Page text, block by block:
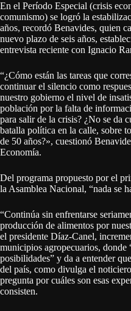
En el Período Especial (crisis
comunismo) se logró la
años, recordó Benavides, quien
nuevo plazo de seis años,
entrevista reciente con Ignacio
“¿Cómo están las tareas que
continuar el silencio como
nuestro gobierno el nivel de
población por la falta de
para salir de la crisis? ¿No se da
batalla política en la calle, sobre
de 50 años?», cuestionó
Economía.
Del programa propuesto por el
la Asamblea Nacional, “nada se
“Continúa sin enfrentarse
producción de alimentos por
el presidente Díaz-Canel,
municipios agropecuarios, donde
posibilidades” y da a entender
del país, como divulga el
pregunta por cuáles son esas
consisten.